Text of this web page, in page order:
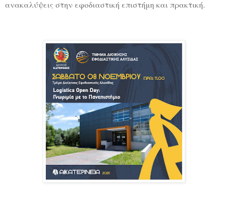
ανακαλύψεις στην εφοδιαστική επιστήμη και πρακτική.